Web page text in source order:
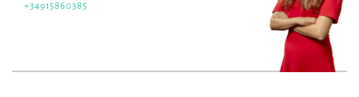
+34915860385